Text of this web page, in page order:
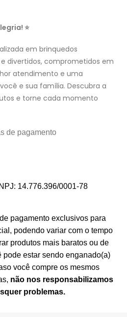
⭐
em brinquedos
divertidos, comprometidos em
atendimento e uma
e sua família. Descubra a
e torne cada momento
de pagamento
14.776.396/0001-78
pagamento exclusivos para
podendo variar com o tempo
produtos mais baratos ou de
pode estar sendo enganado(a)
você compre os mesmos
não nos responsabilizamos
problemas.